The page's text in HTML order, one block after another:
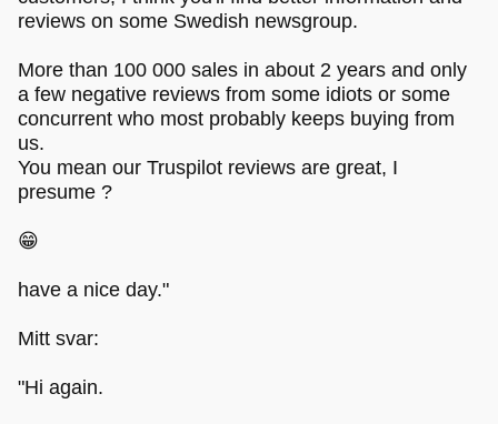
reviews on some Swedish newsgroup.
More than 100 000 sales in about 2 years and only
a few negative reviews from some idiots or some
concurrent who most probably keeps buying from
us.
You mean our Truspilot reviews are great, I
presume ?
😁
have a nice day."
Mitt svar:
"Hi again.